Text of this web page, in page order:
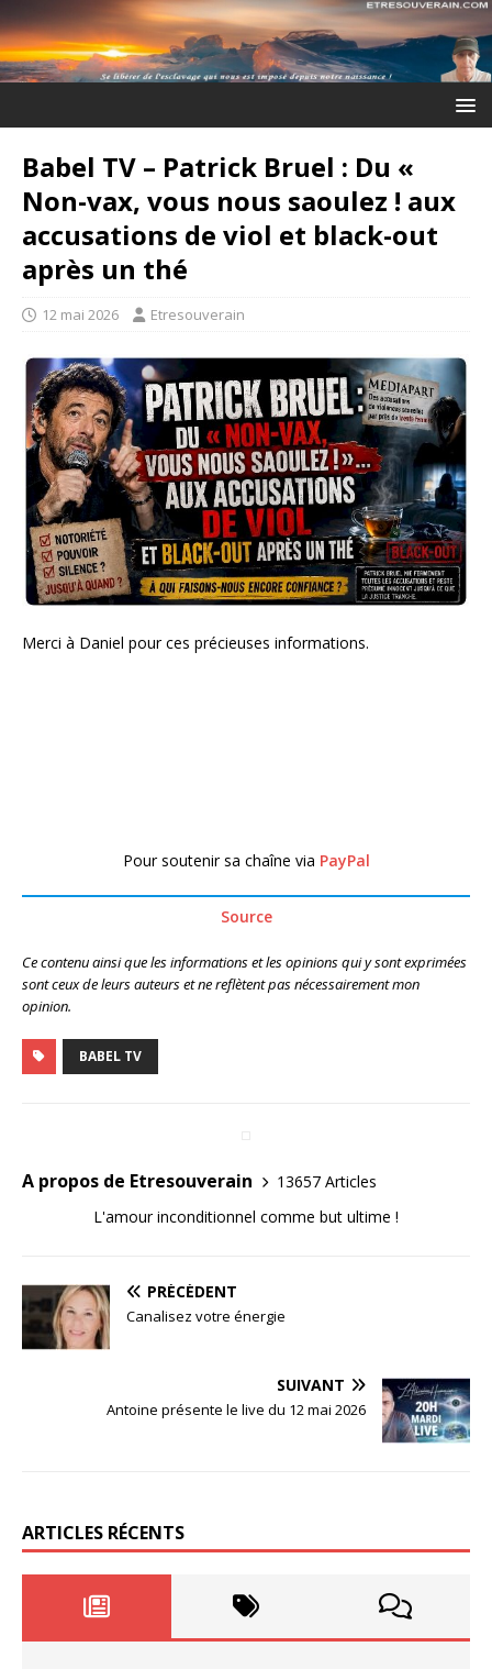
Babel TV – Patrick Bruel : Du «
Non-vax, vous nous saoulez ! aux
accusations de viol et black-out
après un thé
12 mai 2026 Etresouverain
Merci à Daniel pour ces précieuses informations.
Pour soutenir sa chaîne via PayPal
Source
Ce contenu ainsi que les informations et les opinions qui y sont exprimées
sont ceux de leurs auteurs et ne reflètent pas nécessairement mon
opinion.
BABEL TV
A propos de Etresouverain
13657 Articles
L'amour inconditionnel comme but ultime !
PRÉCÉDENT
Canalisez votre énergie
SUIVANT
Antoine présente le live du 12 mai 2026
ARTICLES RÉCENTS